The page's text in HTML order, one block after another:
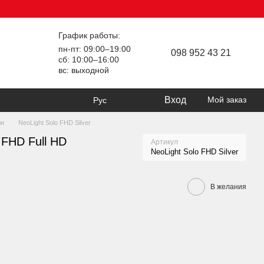
График работы:
пн-пт: 09:00–19:00
сб: 10:00–16:00
вс: выходной
098 952 43 21
Рус Вход Мой заказ
NeoLight Solo FHD Silver
Full HD Артикул
NeoLight Solo FHD Silver
В желания